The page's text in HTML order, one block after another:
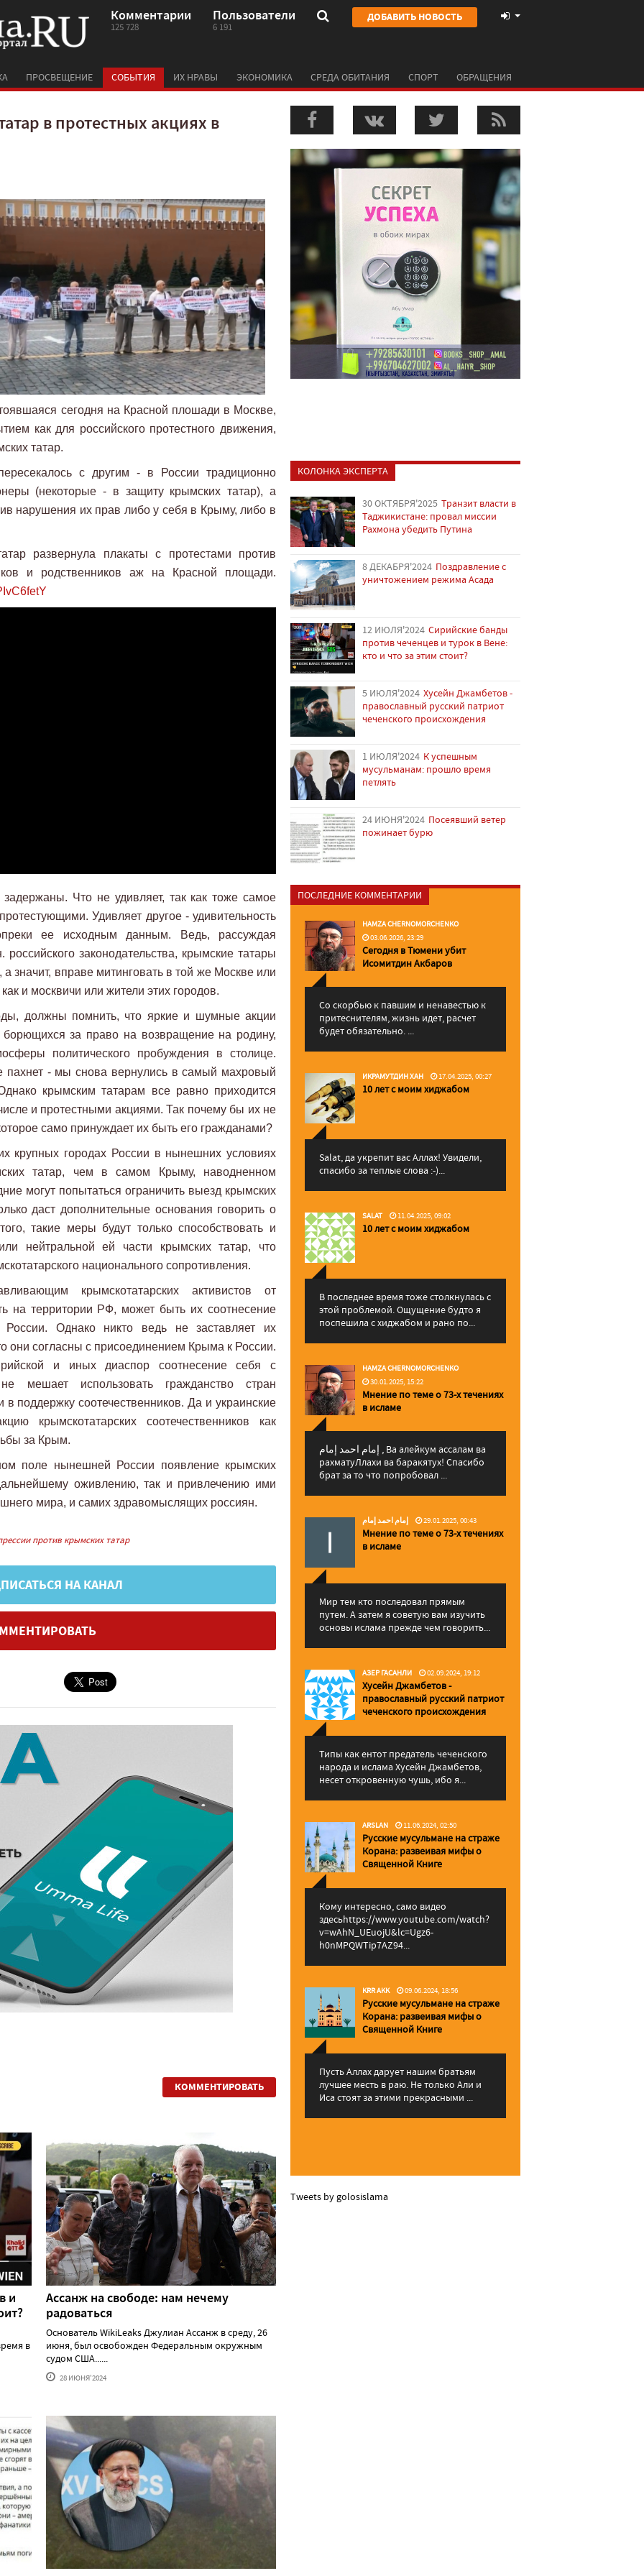
Комментарии
125 728
Пользователи
6 191
ДОБАВИТЬ НОВОСТЬ
ПРОСВЕЩЕНИЕ СОБЫТИЯ ИХ НРАВЫ ЭКОНОМИКА СРЕДА ОБИТАНИЯ СПОРТ ОБРАЩЕНИЯ
в протестных акциях в
сегодня на Красной плошади в Москве,
как для российского протестного движения,
татар.
с другим - в России традиционно
(некоторые - в защиту крымских татар), а
нарушения их прав либо у себя в Крыму, либо в
развернула плакаты с протестами против
и родственников аж на Красной площади.
Что не удивляет, так как тоже самое
Удивляет другое - удивительность
ее исходным данным. Ведь, рассуждая
законодательства, крымские татары
значит, вправе митинговать в той же Москве или
и москвичи или жители этих городов.
должны помнить, что яркие и шумные акции
борющихся за право на возвращение на родину,
политического пробуждения в столице.
пахнет - мы снова вернулись в самый махровый
крымским татарам все равно приходится
и протестными акциями. Так почему бы их не
само принуждает их быть его гражданами?
крупных городах России в нынешних условиях
татар, чем в самом Крыму, наводненном
могут попытаться ограничить выезд крымских
даст дополнительные основания говорить о
такие меры будут только способствовать и
нейтральной ей части крымских татар, что
национального сопротивления.
крымскотатарских активистов от
на территории РФ, может быть их соотнесение
Однако никто ведь не заставляет их
они согласны с присоединением Крыма к России.
и иных диаспор соотнесение себя с
мешает использовать гражданство стран
поддержку соотечественников. Да и украинские
крымскотатарских соотечественников как
за Крым.
поле нынешней России появление крымских
оживлению, так и привлечению ими
мира, и самих здравомыслящих россиян.
против крымских татар
НА КАНАЛ
КОММЕНТИРОВАТЬ
и
в
Ассанж на свободе: нам нечему
радоваться
Основатель WikiLeaks Джулиан Ассанж в среду, 26
июня, был освобожден Федеральным окружным
судом США......
28 ИЮНЯ'2024
КОЛОНКА ЭКСПЕРТА
30 ОКТЯБРЯ'2025 Транзит власти в
Таджикистане: провал миссии
Рахмона убедить Путина
8 ДЕКАБРЯ'2024 Поздравление с
уничтожением режима Асада
12 ИЮЛЯ'2024 Сирийские банды
против чеченцев и турок в Вене:
кто и что за этим стоит?
5 ИЮЛЯ'2024 Хусейн Джамбетов -
православный русский патриот
чеченского происхождения
1 ИЮЛЯ'2024 К успешным
мусульманам: прошло время
петлять
24 ИЮНЯ'2024 Посеявший ветер
пожинает бурю
ПОСЛЕДНИЕ КОММЕНТАРИИ
HAMZA CHERNOMORCHENKO
03.06.2026, 23:29
Сегодня в Тюмени убит
Исомитдин Акбаров
Со скорбью к павшим и ненавестью к
притеснителям, жизнь идет, расчет
будет обязательно. ...
ИКРАМУТДИН ХАН 17.04.2025, 00:27
10 лет с моим хиджабом
Salat, да укрепит вас Аллаx! Увидели,
спасибо за теплые слова :-)...
SALAT 11.04.2025, 09:02
10 лет с моим хиджабом
В последнее время тоже столкнулась с
этой проблемой. Ощущение будто я
поспешила с хиджабом и рано по...
HAMZA CHERNOMORCHENKO
30.01.2025, 15:22
Мнение по теме о 73-х течениях
в исламе
إمام احمد إمام , Ва алейкум ассалам ва
рахматуЛлахи ва баракятух! Спасибо
брат за то что попробовал ...
إمام احمد إمام 29.01.2025, 00:43
Мнение по теме о 73-х течениях
в исламе
Мир тем кто последовал прямым
путем. А затем я советую вам изучить
основы ислама прежде чем говорить...
АЗЕР ГАСАНЛИ 02.09.2024, 19:12
Хусейн Джамбетов -
православный русский патриот
чеченского происхождения
Типы как ентот предатель чеченского
народа и ислама Хусейн Джамбетов,
несет откровенную чушь, ибо я...
ARSLAN 11.06.2024, 02:50
Русские мусульмане на страже
Корана: pазвеивая мифы о
Священной Книге
Кому интересно, само видео
здесьhttps://www.youtube.com/watch?
v=wAhN_UEuojU&lc=Ugz6-
h0nMPQWTip7AZ94...
KRR AKK 09.06.2024, 18:56
Русские мусульмане на страже
Корана: pазвеивая мифы о
Священной Книге
Пусть Аллах дарует нашим братьям
лучшее месть в раю. Не только Али и
Иса стоят за этими прекрасными ...
Tweets by golosislama